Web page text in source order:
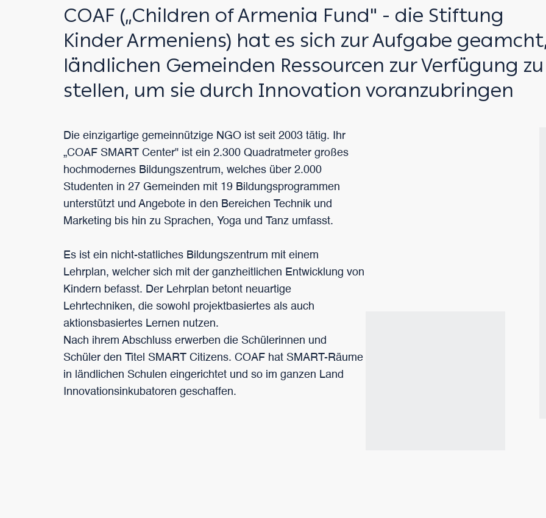
COAF („Children of Armenia Fund" - die Stiftung
Kinder Armeniens) hat es sich zur Aufgabe
ländlichen Gemeinden Ressourcen zur Verfügung zu
stellen, um sie durch Innovation voranzubringen
Die einzigartige gemeinnützige NGO ist seit 2003 tätig. Ihr
„COAF SMART Center" ist ein 2.300 Quadratmeter großes
hochmodernes Bildungszentrum, welches über 2.000
Studenten in 27 Gemeinden mit 19 Bildungsprogrammen
unterstützt und Angebote in den Bereichen Technik und
Marketing bis hin zu Sprachen, Yoga und Tanz umfasst.
Es ist ein nicht-statliches Bildungszentrum mit einem
Lehrplan, welcher sich mit der ganzheitlichen Entwicklung von
Kindern befasst. Der Lehrplan betont neuartige
Lehrtechniken, die sowohl projektbasiertes als auch
aktionsbasiertes Lernen nutzen.
Nach ihrem Abschluss erwerben die Schülerinnen und
Schüler den Titel SMART Citizens. COAF hat SMART-Räume
in ländlichen Schulen eingerichtet und so im ganzen Land
Innovationsinkubatoren geschaffen.